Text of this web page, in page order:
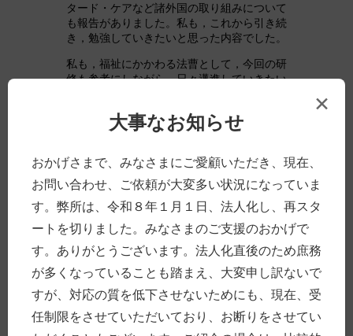
タード・ケアなど諸外国の取り組みについて
も報告がありました。私も，これから引き続
き，勉強していきたいと思った内容でした。
私も，福祉にかかわる法曹として，今回の研
修も参考にしながら，日々邁進していきたい
2018年8月18日
高齢の方について Tags高齢 障害 虐待
ブラック・トライアングル／
虚像のトライアングル
損害保険会社，自賠責システムを担う国，裁
判所。このトライアングルが，交通事故被害
×
大事なお知らせ
おかげさまで、みなさまにご愛顧いただき、現在、
お問い合わせ、ご依頼が大変多い状況になっていま
す。弊所は、令和８年１月１日、法人化し、再スタ
ートを切りました。みなさまのご支援のおかげで
す。ありがとうございます。法人化直後のため庶務
が多くなっていることも踏まえ、大変申し訳ないで
すが、対応の質を低下させないためにも、現在、受
任制限をさせていただいており、お断りをさせてい